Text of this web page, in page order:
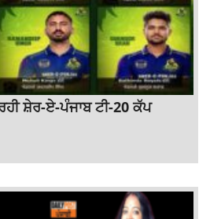
ਸ਼ੇਰ-ਏ-ਪੰਜਾਬ ਟੀ-20 ਕੱਪ